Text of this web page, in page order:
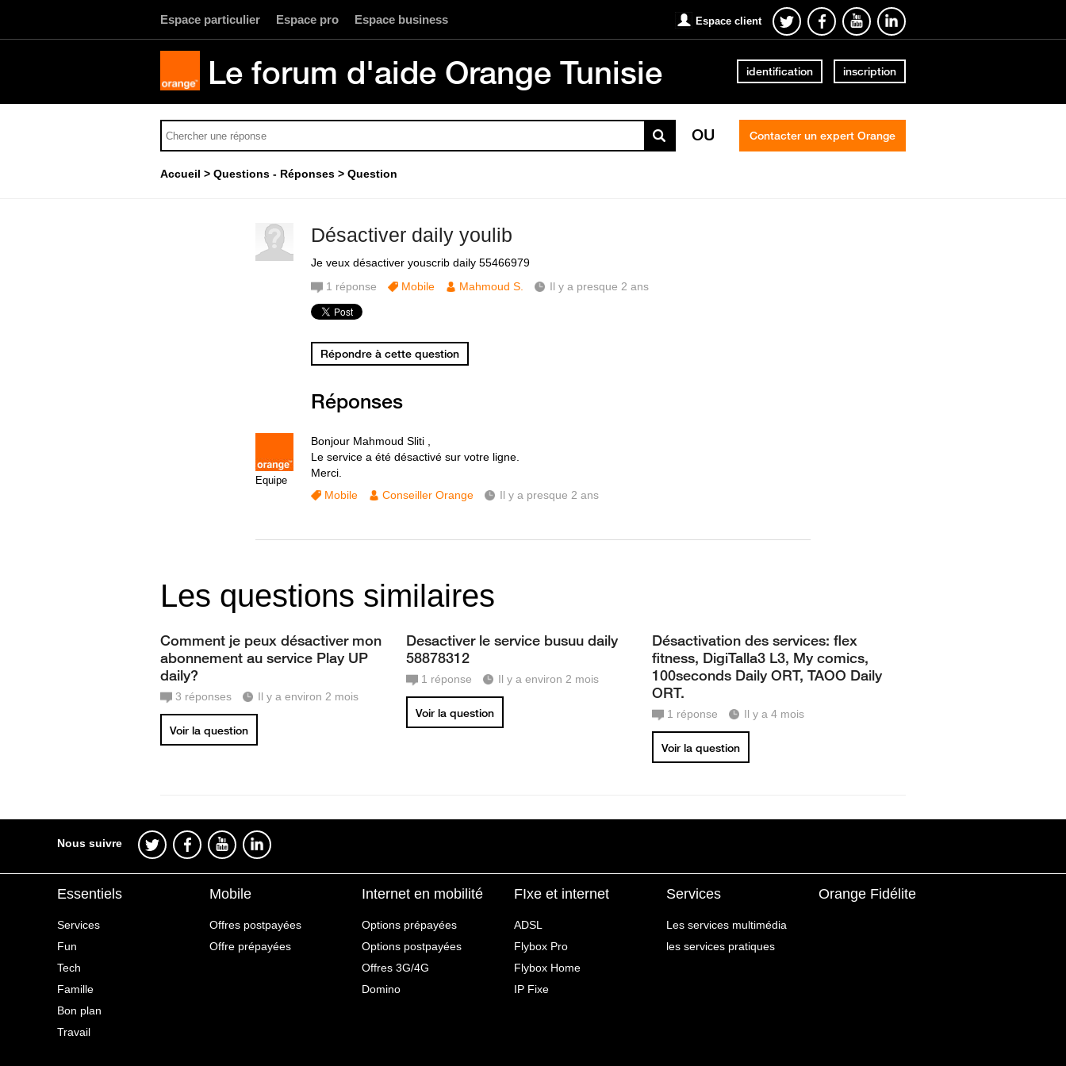
Espace particulier Espace pro Espace business Espace client
Le forum d'aide Orange Tunisie identification inscription
OU Contacter un expert Orange
Accueil Questions - Réponses Question
Désactiver daily youlib
Je veux désactiver youscrib daily 55466979
1 réponse Mobile Mahmoud S. Il y a presque 2 ans
Répondre à cette question
Réponses
Equipe
Bonjour Mahmoud Sliti ,
Le service a été désactivé sur votre ligne.
Merci.
Mobile
Conseiller Orange Il y a presque 2 ans
Les questions similaires
Comment je peux désactiver mon
abonnement au service Play UP
daily?
3 réponses Il y a environ 2 mois
Voir la question
Desactiver le service busuu daily
58878312
1 réponse Il y a environ 2 mois
Voir la question
Désactivation des services: flex
fitness, DigiTalla3 L3, My comics,
100seconds Daily ORT, TAOO Daily
ORT.
1 réponse Il y a 4 mois
Voir la question
Nous suivre
Essentiels
Services
Fun
Tech
Famille
Bon plan
Travail
Mobile
Offres postpayées
Offre prépayées
Internet en mobilité
Options prépayées
Options postpayées
Offres 3G/4G
Domino
FIxe et internet
ADSL
Flybox Pro
Flybox Home
IP Fixe
Services
Les services multimédia
les services pratiques
Orange Fidélite